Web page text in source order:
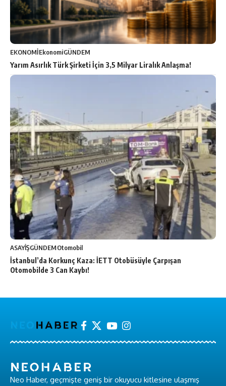
EKONOMİEkonomiGÜNDEM
Yarım Asırlık Türk Şirketi İçin 3,5 Milyar Liralık Anlaşma!
ASAYİŞGÜNDEMOtomobil
İstanbul’da Korkunç Kaza: İETT Otobüsüyle Çarpışan
Otomobilde 3 Can Kaybı!
Neo Haber, geçmişte geniş bir okuyucu kitlesine ulaşmış